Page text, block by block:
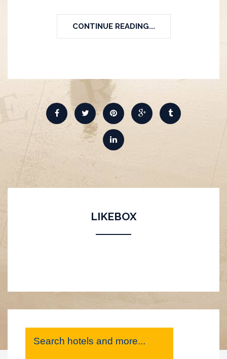
CONTINUE READING...
LIKEBOX
Search hotels and more...